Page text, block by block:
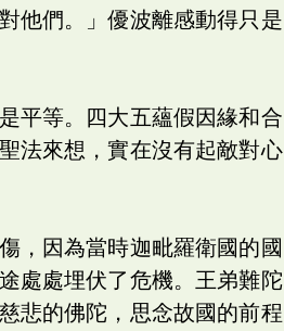
他們。」優波離感動得只是
平等。四大五蘊假因緣和合
法來想，實在沒有起敵對心
，因為當時迦毗羅衛國的國
處處埋伏了危機。王弟難陀
悲的佛陀，思念故國的前程